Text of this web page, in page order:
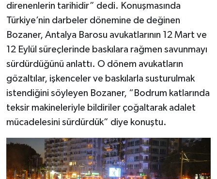
direnenlerin tarihidir” dedi. Konuşmasında
Türkiye’nin darbeler dönemine de değinen
Bozaner, Antalya Barosu avukatlarının 12 Mart ve
12 Eylül süreçlerinde baskılara rağmen savunmayı
sürdürdüğünü anlattı. O dönem avukatların
gözaltılar, işkenceler ve baskılarla susturulmak
istendiğini söyleyen Bozaner, “Bodrum katlarında
teksir makineleriyle bildiriler çoğaltarak adalet
mücadelesini sürdürdük” diye konuştu.